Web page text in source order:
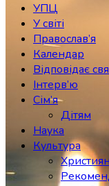
УПЦ
У світі
Православ’я
Календар
Відповідає
Інтерв’ю
Сім’я
Дітям
Наука
Культура